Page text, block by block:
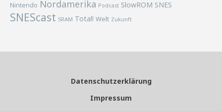
Nintendo Nordamerika Podcast SlowROM SNES
SNEScast SRAM Total! Welt Zukunft
Datenschutzerklärung
Impressum